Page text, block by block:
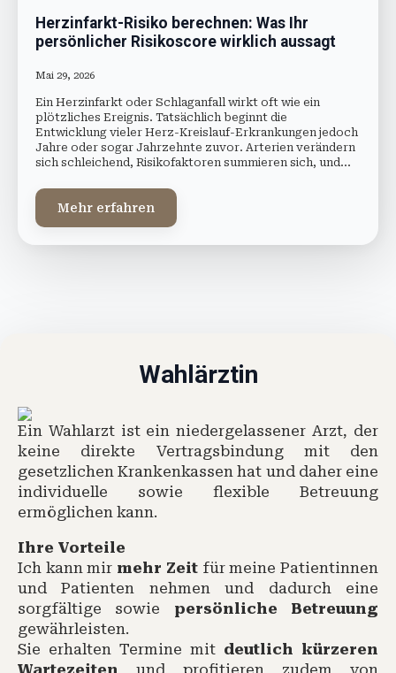
Herzinfarkt-Risiko berechnen: Was Ihr
persönlicher Risikoscore wirklich aussagt
Mai 29, 2026
Ein Herzinfarkt oder Schlaganfall wirkt oft wie ein
plötzliches Ereignis. Tatsächlich beginnt die
Entwicklung vieler Herz-Kreislauf-Erkrankungen jedoch
Jahre oder sogar Jahrzehnte zuvor. Arterien verändern
sich schleichend, Risikofaktoren summieren sich, und…
Mehr erfahren
Wahlärztin
Ein Wahlarzt ist ein niedergelassener Arzt, der
keine direkte Vertragsbindung mit den
gesetzlichen Krankenkassen hat und daher eine
individuelle sowie flexible Betreuung
ermöglichen kann.
Ihre Vorteile
Ich kann mir mehr Zeitfür meine Patientinnen
und Patienten nehmen und dadurch eine
sorgfältige sowie persönliche Betreuung
gewährleisten.
Sie erhalten Termine mit deutlich kürzeren
Wartezeiten und profitieren zudem von